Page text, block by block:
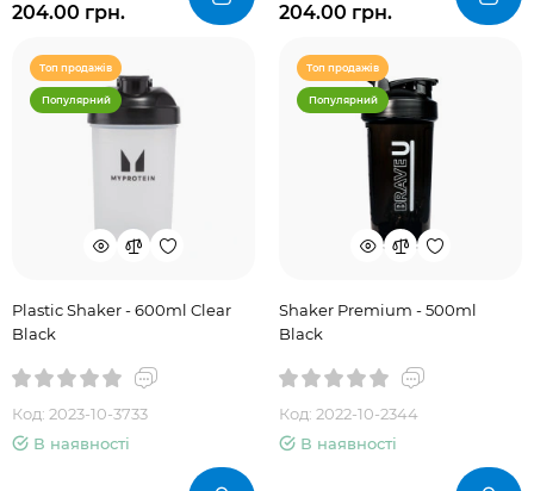
204.00 грн. 204.00 грн.
Топ продажів
Популярний
Plastic Shaker - 600ml Clear
Black
Код: 2023-10-3733
В наявності
Топ продажів
Популярний
Shaker Premium - 500ml
Black
Код: 2022-10-2344
В наявності